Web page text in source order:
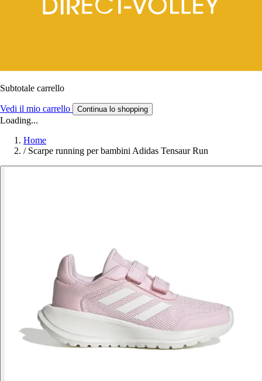
Subtotale carrello
Vedi il mio carrello Continua lo shopping
Loading...
Home
/ Scarpe running per bambini Adidas Tensaur Run